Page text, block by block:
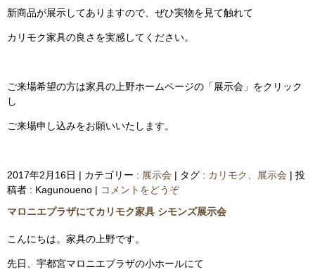
新商品が展示してありますので、ぜひ実物を見て触れて
カリモク家具の良さを実感してください。
ご来場希望の方は家具の上野ホームページの「展示会」をクリック
し
ご来場申し込みをお願いいたします。
2017年2月16日 | カテゴリー : 展示会 | タグ : カリモク、展示会 | 投
稿者 : Kagunoueno | コメントをどうぞ
マロニエプラザにてカリモク家具 シモンズ展示会
こんにちは。家具の上野です。
先日、宇都宮マロニエプラザの小ホールにて